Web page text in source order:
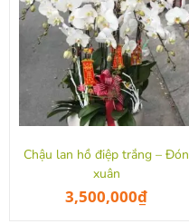
Chậu lan hồ điệp trắng – Đón
xuân
3,500,000₫